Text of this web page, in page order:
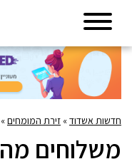
חדשות אשדוד» זירת המומחים»
משלוחים